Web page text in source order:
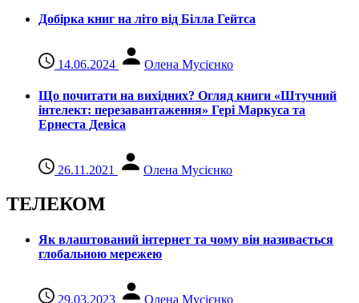
Добірка книг на літо від Білла Гейтса
14.06.2024 Олена Мусієнко
Що почитати на вихідних? Огляд книги «Штучний
інтелект: перезавантаження» Гері Маркуса та
Ернеста Девіса
26.11.2021 Олена Мусієнко
ТЕЛЕКОМ
Як влаштований інтернет та чому він називається
глобальною мережею
29.03.2023 Олена Мусієнко